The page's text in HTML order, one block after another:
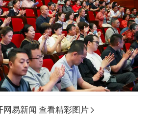
网易新闻 查看精彩图片